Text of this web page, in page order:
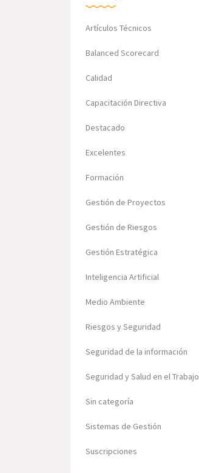
Artículos Técnicos
Balanced Scorecard
Calidad
Capacitación Directiva
Destacado
Excelentes
Formación
Gestión de Proyectos
Gestión de Riesgos
Gestión Estratégica
Inteligencia Artificial
Medio Ambiente
Riesgos y Seguridad
Seguridad de la información
Seguridad y Salud en el Trabajo
Sin categoría
Sistemas de Gestión
Suscripciones